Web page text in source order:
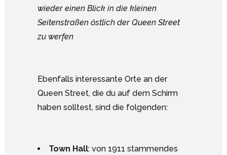
wieder einen Blick in die kleinen
Seitenstraßen östlich der Queen Street
zu werfen
Ebenfalls interessante Orte an der
Queen Street, die du auf dem Schirm
haben solltest, sind die folgenden:
Town Hall: von 1911 stammendes